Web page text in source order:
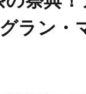
ラン・